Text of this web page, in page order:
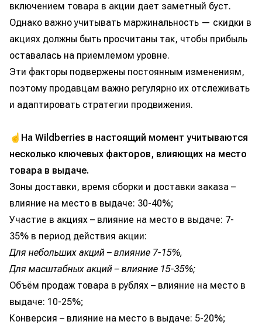
включением товара в акции дает заметный буст.
Однако важно учитывать маржинальность — скидки в
акциях должны быть просчитаны так, чтобы прибыль
оставалась на приемлемом уровне.
Эти факторы подвержены постоянным изменениям,
поэтому продавцам важно регулярно их отслеживать
и адаптировать стратегии продвижения.
☝️ На Wildberries в настоящий момент учитываются
несколько ключевых факторов, влияющих на место
товара в выдаче.
Зоны доставки, время сборки и доставки заказа –
влияние на место в выдаче: 30-40%;
Участие в акциях – влияние на место в выдаче: 7-
35% в период действия акции:
Для небольших акций – влияние 7-15%,
Для масштабных акций – влияние 15-35%;
Объём продаж товара в рублях – влияние на место в
выдаче: 10-25%;
Конверсия – влияние на место в выдаче: 5-20%;